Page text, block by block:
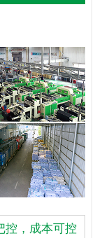
控，成本可控